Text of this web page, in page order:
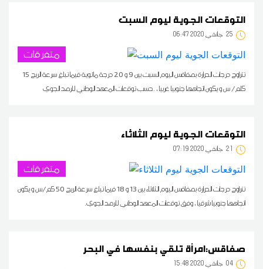
التوقعات الجوية ليوم السبت
25 06:47 2020 جانفي
متفرقات
تتراوح درجات الحرارة بصفاقس اليوم السبت بين 9 و 20 درجة مائوية فيما تبلغ سرعة الريح 15
كلم/ س و يكون اتجاهها جنوبيا غربيا ، .حسب توقعات المعهد الوطني للرصد الجوي
التوقعات الجوية ليوم الثلاثاء
21 07:19 2020 جانفي
متفرقات
تتراوح درجات الحرارة بصفاقس اليوم الثلاثاء بين 13 و 18 فيما تبلغ سرعة الريح 50 كم/س و يكون
اتجاهها جنوبيا شرقيا ، وفق توقعات المعهد الوطني للرصد الجوي.
صفاقس:امرأة تلقي بنفسها في البحر
04 15:48 2020 جانفي